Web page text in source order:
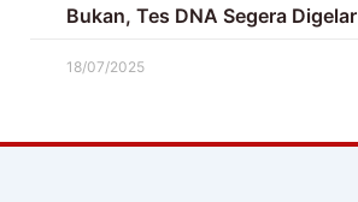
Bukan, Tes DNA Segera Digelar
18/07/2025